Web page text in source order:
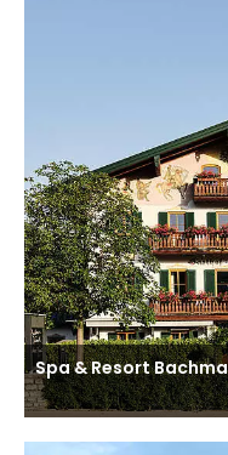
Spa & Resort